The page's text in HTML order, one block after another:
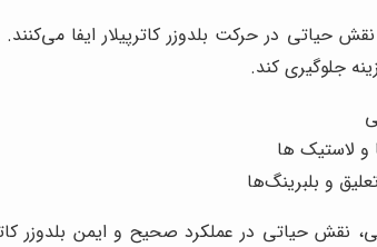
حیاتی در حرکت بلدوزر کاترپیلار ایفا
جلوگیری کند.
لاستیک ها
و بلبرینگ‌ها
نقش حیاتی در عملکرد صحیح و ایمن بلدوزر